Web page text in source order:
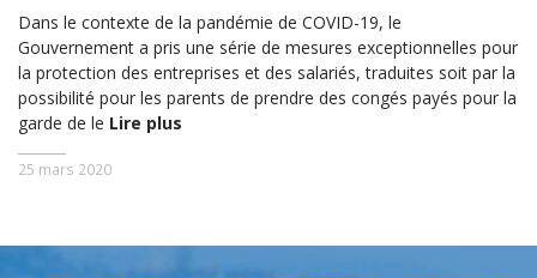
Dans le contexte de la pandémie de COVID-19, le
Gouvernement a pris une série de mesures exceptionnelles pour
la protection des entreprises et des salariés, traduites soit par la
possibilité pour les parents de prendre des congés payés pour la
garde de le Lire plus
25 mars 2020